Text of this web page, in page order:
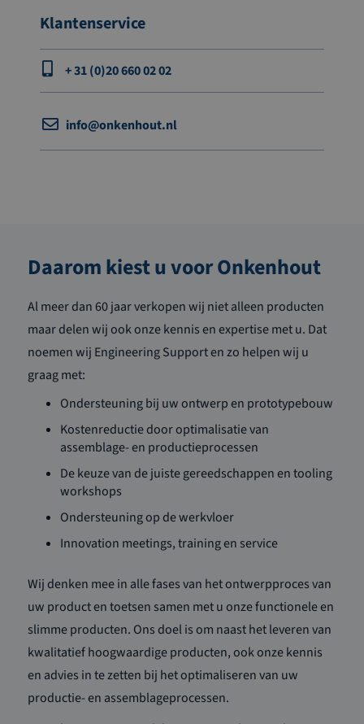
Klantenservice
+ 31 (0)20 660 02 02
info@onkenhout.nl
Daarom kiest u voor Onkenhout
Al meer dan 60 jaar verkopen wij niet alleen producten
maar delen wij ook onze kennis en expertise met u. Dat
noemen wij Engineering Support en zo helpen wij u
graag met:
Ondersteuning bij uw ontwerp en prototypebouw
Kostenreductie door optimalisatie van
assemblage- en productieprocessen
De keuze van de juiste gereedschappen en tooling
workshops
Ondersteuning op de werkvloer
Innovation meetings, training en service
Wij denken mee in alle fases van het ontwerpproces van
uw product en toetsen samen met u onze functionele en
slimme producten. Ons doel is om naast het leveren van
kwalitatief hoogwaardige producten, ook onze kennis
en advies in te zetten bij het optimaliseren van uw
productie- en assemblageprocessen.